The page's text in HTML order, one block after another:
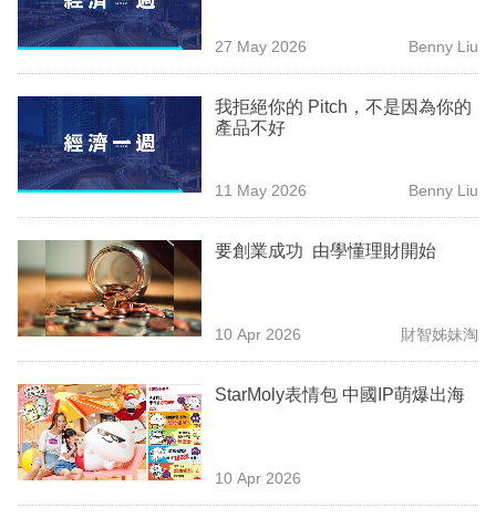
事
欄
訂
閱
區
27 May 2026 Benny Liu
我拒絕你的 Pitch，不是因為你的
產品不好
11 May 2026 Benny Liu
要創業成功 由學懂理財開始
10 Apr 2026 財智姊妹淘
StarMoly表情包 中國IP萌爆出海
10 Apr 2026